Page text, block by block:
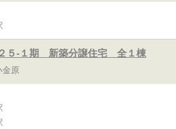
５-１期 新築分譲住宅 全１棟
金原